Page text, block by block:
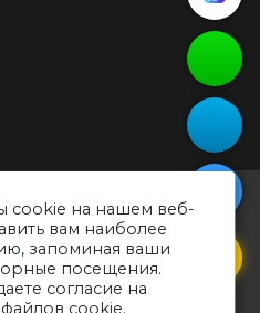
данных
cookie на нашем веб-
вам наиболее
запоминая ваши
посещения.
согласие на
cookie.